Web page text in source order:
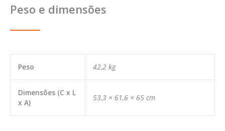
Peso e dimensões
Peso 42,2 kg
Dimensões (C x L
x A)
53,3 × 61,6 × 65 cm